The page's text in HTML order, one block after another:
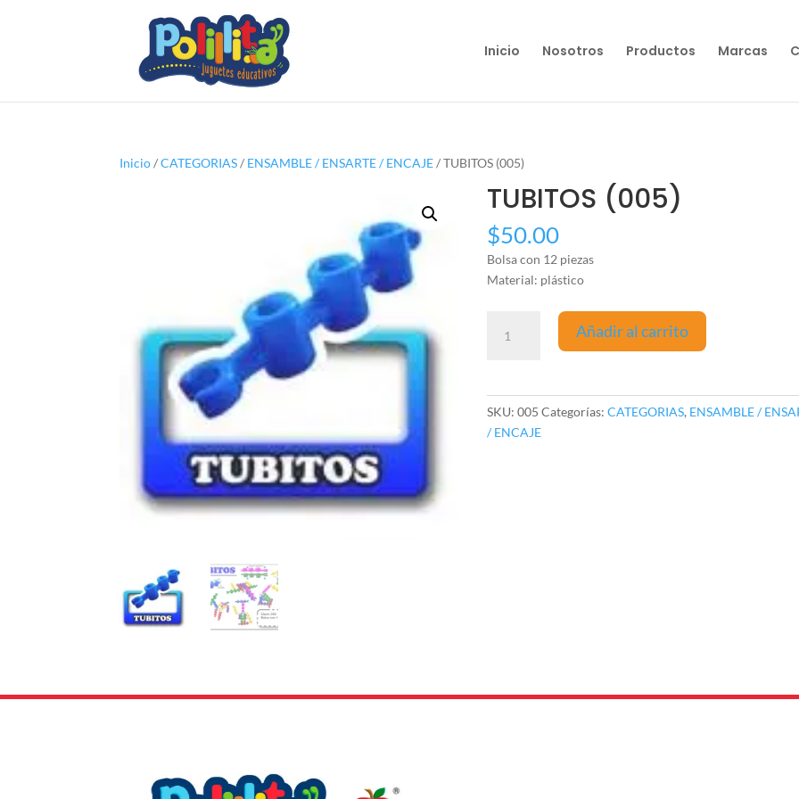
Inicio Nosotros Productos Marcas
Inicio/CATEGORIAS/ ENSAMBLE / ENSARTE / ENCAJE/ TUBITOS (005)
TUBITOS (005)
$50.00
Bolsa con 12 piezas
Material: plástico
(005)
Añadir al carrito
SKU:005 Categorías:CATEGORIAS, ENSAMBLE /
/ ENCAJE